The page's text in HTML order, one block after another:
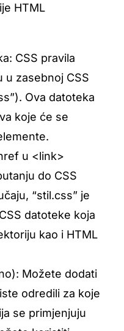
HTML
CSS pravila
u zasebnoj CSS
Ova datoteka
koje će se
u <link>
do CSS
“stil.css” je
datoteke koja
kao i HTML
Možete dodati
odredili za koje
se primjenjuju